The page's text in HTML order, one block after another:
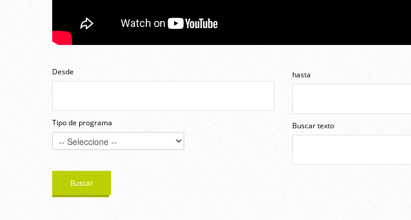
Desde
Tipo de programa
hasta
Buscar texto